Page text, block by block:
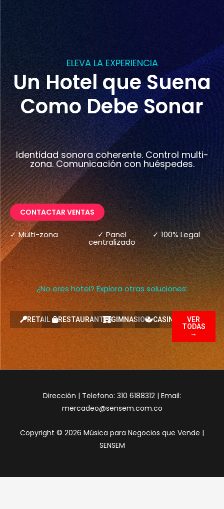
ELEVA LA EXPERIENCIA
Un Hotel que Suena
Como Debe Sonar
Identidad sonora coherente. Control multi-
zona. Comunicación con huéspedes.
CONTACTAR VENTAS
✓ Multi-zona ✓ Panel
centralizado
✓ 100% Legal
¿No eres hotel? Explora otras soluciones:
RETAIL RESTAURANTESGIMNASIOS CASINOS
VER
TODAS
→
Dirección | Telefono: 310 6188312 | Email:
mercadeo@sensem.com.co
Copyright © 2026 Música para Negocios que Vende |
SENSEM